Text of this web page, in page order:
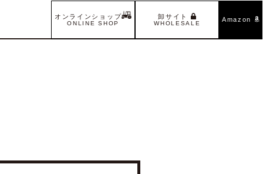
オンラインショップ
ONLINE SHOP
卸サイト
WHOLESALE
Amazon